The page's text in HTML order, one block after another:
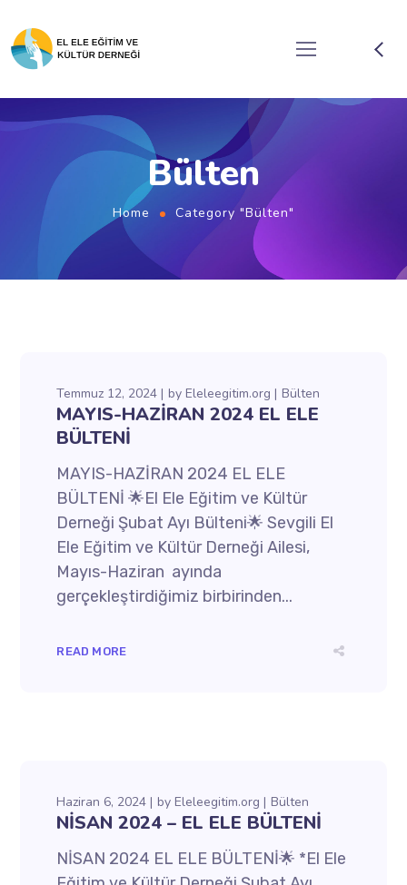
Bülten
Home Category "Bülten"
Temmuz 12, 2024 by Eleleegitim.org Bülten
MAYIS-HAZİRAN 2024 EL ELE
BÜLTENİ
MAYIS-HAZİRAN 2024 EL ELE
BÜLTENİ 🌟El Ele Eğitim ve Kültür
Derneği Şubat Ayı Bülteni🌟 Sevgili El
Ele Eğitim ve Kültür Derneği Ailesi,
Mayıs-Haziran ayında
gerçekleştirdiğimiz birbirinden...
READ MORE
Haziran 6, 2024 by Eleleegitim.org Bülten
NİSAN 2024 – EL ELE BÜLTENİ
NİSAN 2024 EL ELE BÜLTENİ🌟 *El Ele